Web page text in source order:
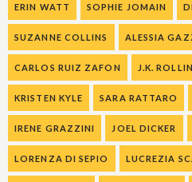
ERIN WATT SOPHIE JOMAIN
SUZANNE COLLINS ALESSIA
CARLOS RUIZ ZAFON J.K.
KRISTEN KYLE SARA RATTARO
IRENE GRAZZINI JOEL DICKER
LORENZA DI SEPIO LUCREZIA